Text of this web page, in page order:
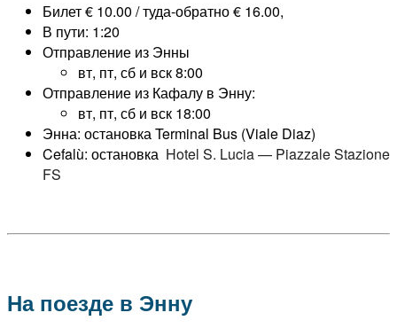
Билет € 10.00 / туда-обратно € 16.00,
В пути: 1:20
Отправление из Энны
вт, пт, сб и вск 8:00
Отправление из Кафалу в Энну:
вт, пт, сб и вск 18:00
Энна: остановка Terminal Bus (Viale Diaz)
Cefalù: остановка Hotel S. Lucia — Piazzale Stazione
FS
На поезде в Энну